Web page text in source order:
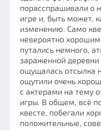
порасспрашивали о
игре и, быть может,
изменению. Само
невероятно
путались немного,
зараженной деревни
ощущалась отсылка
ощутили очень
с актерами на тему
игры. В общем, всё
квесте, побегали
положительные,